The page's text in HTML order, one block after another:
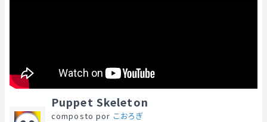
Puppet Skeleton
composto por こおろぎ